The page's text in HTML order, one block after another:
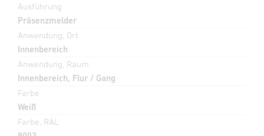
Ausführung
Präsenzmelder
Anwendung, Ort
Innenbereich
Anwendung, Raum
Innenbereich, Flur / Gang
Farbe
Weiß
Farbe, RAL